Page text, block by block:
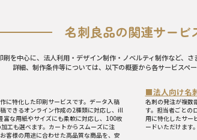
名刺良品の関連サービ
を中心に、法人利用・デザイン制作・ノベルティ制作など、さ
詳細、制作条件等については、以下の概要から各サービスペー
に特化した印刷サービスです。データ入稿
できるオンライン作成の2種類に対応し、ill
な用紙やサイズにも柔軟に対応し、100枚
工も選べます。カートからスムーズに注
客様の用途に合わせた高品質な商品を、安
■法人向け名
名刺の発注が複数
す。担当者ごとの
用に特化したサー
ードいただけます